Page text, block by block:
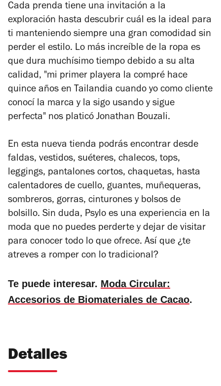
Cada prenda tiene una invitación a la
exploración hasta descubrir cuál es la ideal para
ti manteniendo siempre una gran comodidad sin
perder el estilo. Lo más increíble de la ropa es
que dura muchísimo tiempo debido a su alta
calidad, "mi primer playera la compré hace
quince años en Tailandia cuando yo como cliente
conocí la marca y la sigo usando y sigue
perfecta" nos platicó Jonathan Bouzali.
En esta nueva tienda podrás encontrar desde
faldas, vestidos, suéteres, chalecos, tops,
leggings, pantalones cortos, chaquetas, hasta
calentadores de cuello, guantes, muñequeras,
sombreros, gorras, cinturones y bolsos de
bolsillo. Sin duda, Psylo es una experiencia en la
moda que no puedes perderte y dejar de visitar
para conocer todo lo que ofrece. Así que ¿te
atreves a romper con lo tradicional?
Te puede interesar. Moda Circular:
Accesorios de Biomateriales de Cacao.
Detalles